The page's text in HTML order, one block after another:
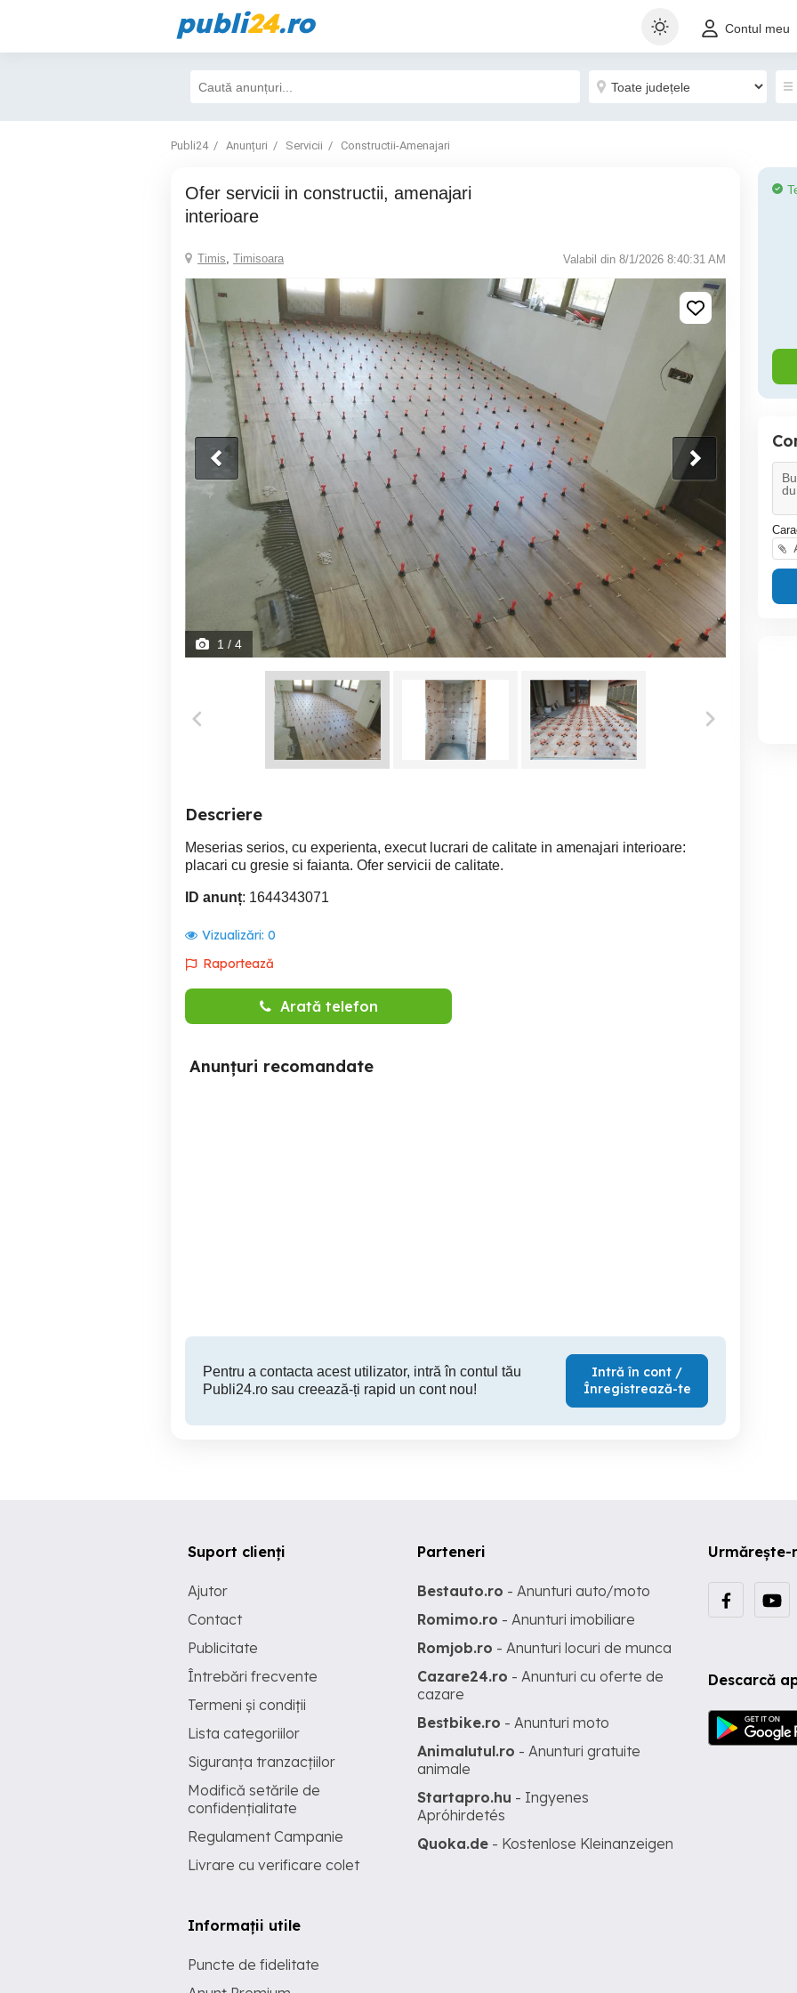
publi24.ro Contul meu
Publi24 Anunțuri Servicii Constructii-Amenajari
Ofer servicii in constructii, amenajari
interioare
Timis, Timisoara Valabil din 8/1/2026 8:40:31 AM
1 / 4
Descriere
Meserias serios, cu experienta, execut lucrari de calitate in amenajari interioare:
placari cu gresie si faianta. Ofer servicii de calitate.
ID anunț: 1644343071
Vizualizări: 0
Raportează
Arată telefon
Anunțuri recomandate
Pentru a contacta acest utilizator, intră în contul tău
Publi24.ro sau creează-ți rapid un cont nou!
Intră în cont /
Înregistrează-te
Urmărește-
Descarcă
Suport clienți
Ajutor
Contact
Publicitate
Întrebări frecvente
Termeni și condiții
Lista categoriilor
Siguranța tranzacțiilor
Modifică setările de
confidențialitate
Regulament Campanie
Livrare cu verificare colet
Informații utile
Puncte de fidelitate
Parteneri
Bestauto.ro - Anunturi auto/moto
Romimo.ro - Anunturi imobiliare
Romjob.ro - Anunturi locuri de munca
Cazare24.ro - Anunturi cu oferte de
cazare
Bestbike.ro - Anunturi moto
Animalutul.ro - Anunturi gratuite
animale
Startapro.hu - Ingyenes
Apróhirdetés
Quoka.de - Kostenlose Kleinanzeigen